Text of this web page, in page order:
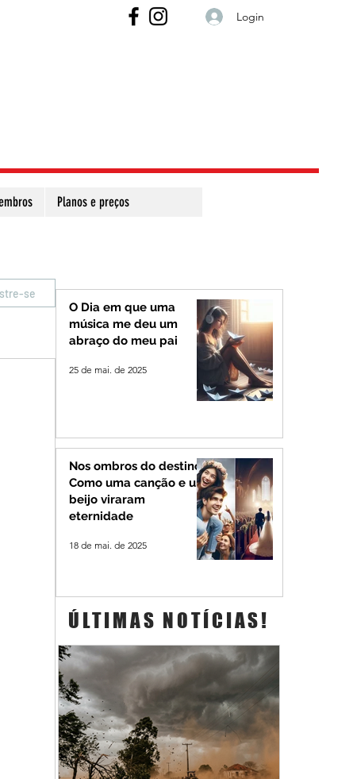
Login
Planos e preços
se
O Dia em que uma
música me deu um
abraço do meu pai
25 de mai. de 2025
Nos ombros do destino:
Como uma canção e um
beijo viraram
eternidade
18 de mai. de 2025
ÚLTIMAS NOTÍCIAS!